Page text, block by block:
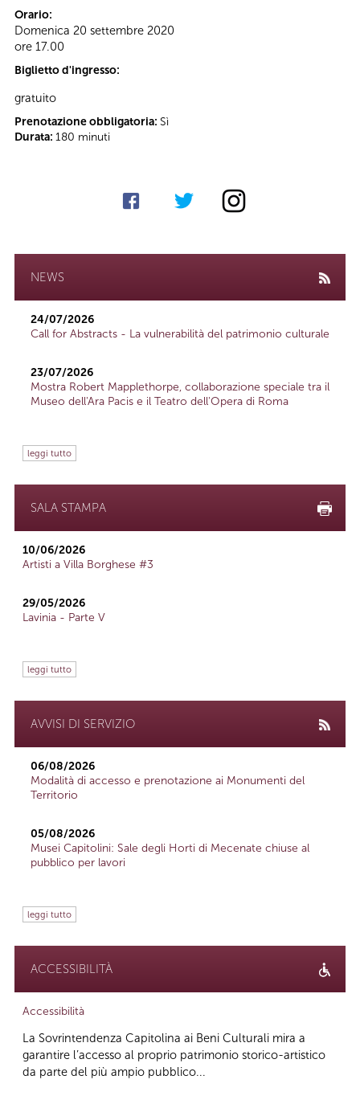
Orario:
Domenica 20 settembre 2020
ore 17.00
Biglietto d'ingresso:
gratuito
Prenotazione obbligatoria: Sì
Durata: 180 minuti
NEWS
24/07/2026
Call for Abstracts - La vulnerabilità del patrimonio culturale
23/07/2026
Mostra Robert Mapplethorpe, collaborazione speciale tra il
Museo dell'Ara Pacis e il Teatro dell'Opera di Roma
leggi tutto
SALA STAMPA
10/06/2026
Artisti a Villa Borghese #3
29/05/2026
Lavinia - Parte V
leggi tutto
AVVISI DI SERVIZIO
06/08/2026
Modalità di accesso e prenotazione ai Monumenti del
Territorio
05/08/2026
Musei Capitolini: Sale degli Horti di Mecenate chiuse al
pubblico per lavori
leggi tutto
ACCESSIBILITÀ
Accessibilità
La Sovrintendenza Capitolina ai Beni Culturali mira a
garantire l’accesso al proprio patrimonio storico-artistico
da parte del più ampio pubblico...